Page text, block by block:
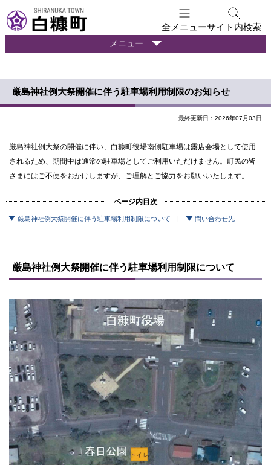
文
へ
ュ
へ
全メニューサイト内検索
暮
ら
の
情
報
メニュー
厳島神社例大祭開催に伴う駐車場利用制限のお知らせ
最終更新日：2026年07月03日
厳島神社例大祭の開催に伴い、白糠町役場南側駐車場は露店会場として使用
されるため、期間中は通常の駐車場としてご利用いただけません。町民の皆
さまにはご不便をおかけしますが、ご理解とご協力をお願いいたします。
ページ内目次
厳島神社例大祭開催に伴う駐車場利用制限について 問い合わせ先
厳島神社例大祭開催に伴う駐車場利用制限について